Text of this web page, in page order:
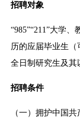
招聘对象
“985”“211”大学
历的应届毕业生
全日制研究生及其
招聘条件
（一）拥护中国